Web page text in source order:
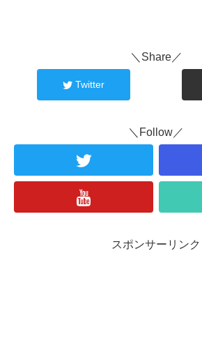
＼Share／
Twitter
＼Follow／
スポンサーリンク